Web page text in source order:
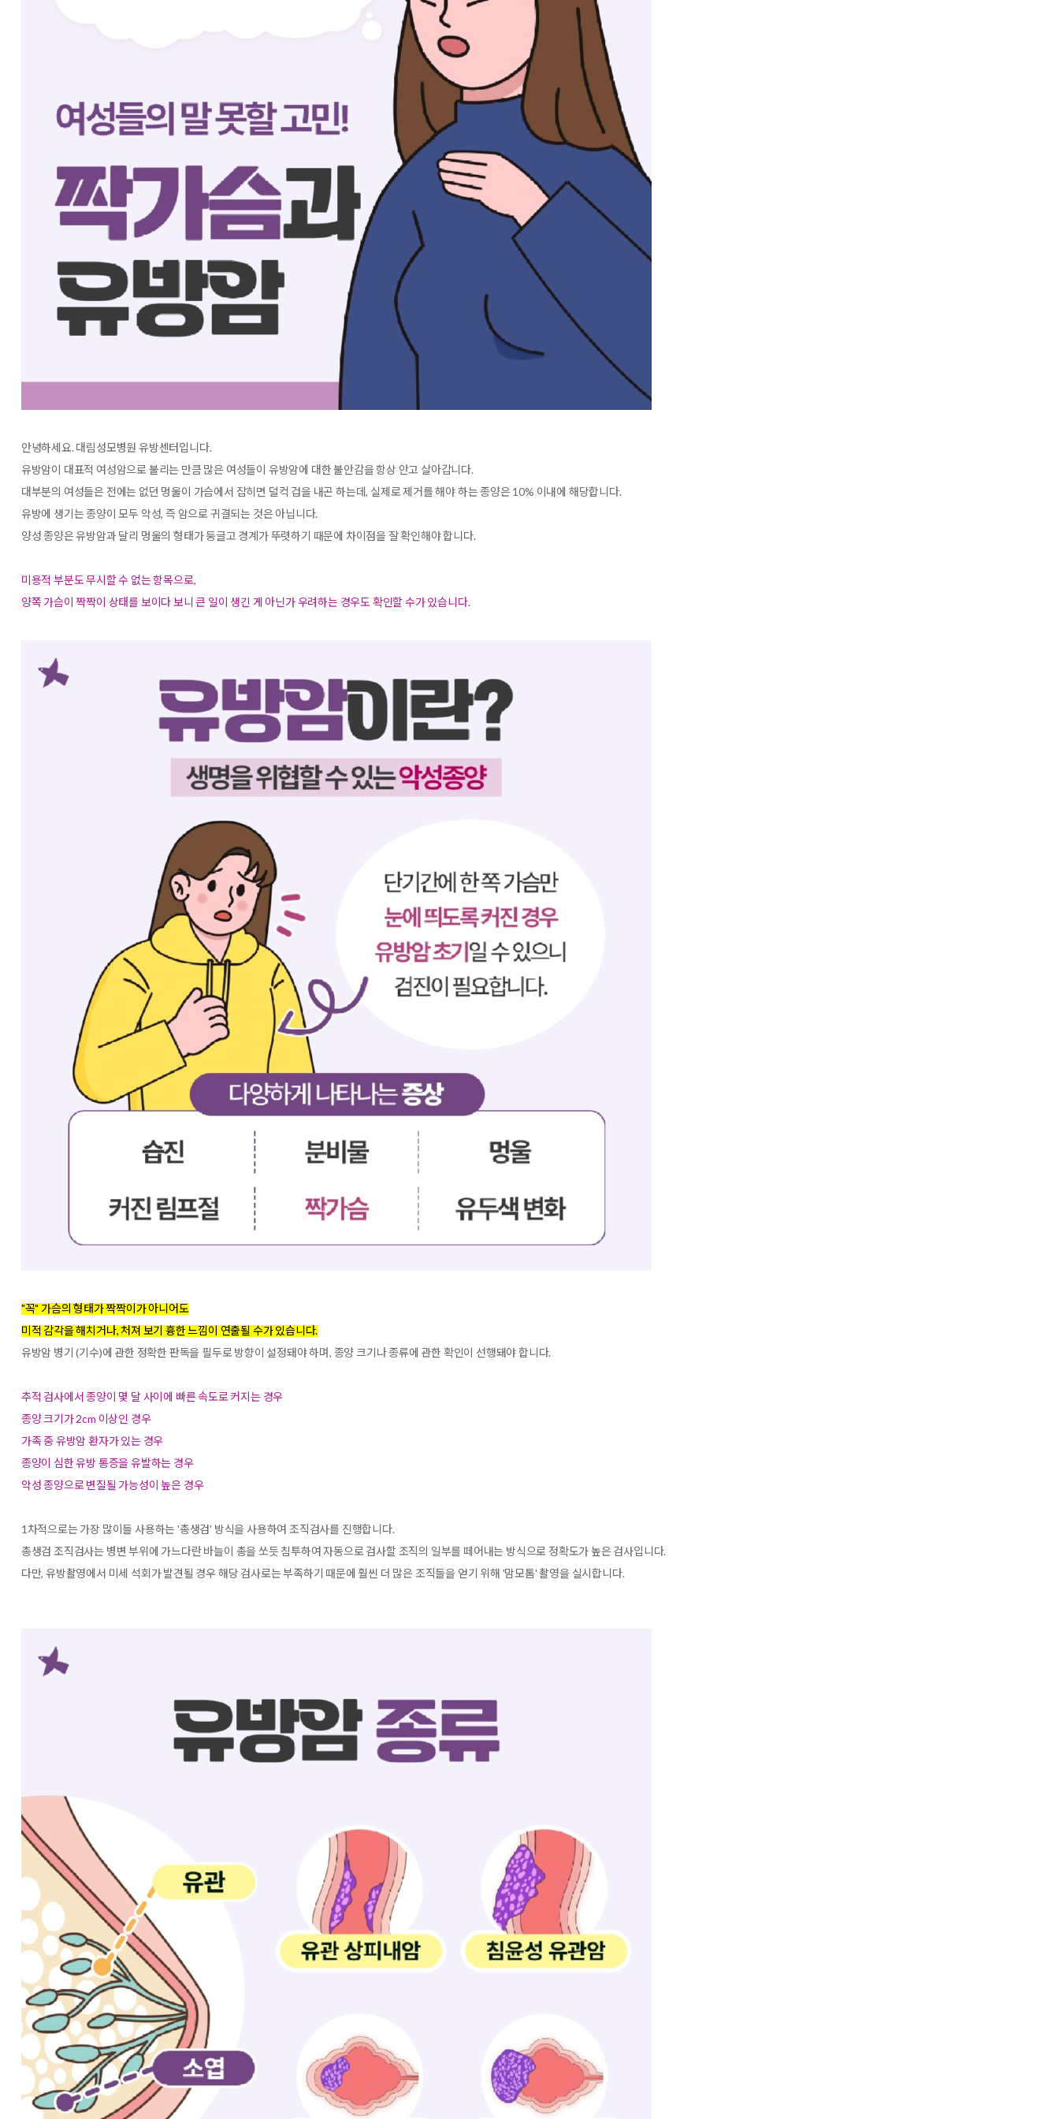
안녕하세요. 대림성모병원 유방센터입니다.
유방암이 대표적 여성암으로 불리는 만큼 많은 여성들이 유방암에 대한 불안감을 항상 안고 살아갑니다.
대부분의 여성들은 전에는 없던 멍울이 가슴에서 잡히면 덜컥 겁을 내곤 하는데, 실제로 제거를 해야 하는 종양은 10% 이내에 해당합니다.
유방에 생기는 종양이 모두 악성, 즉 암으로 귀결되는 것은 아닙니다.
양성 종양은 유방암과 달리 멍울의 형태가 둥글고 경계가 뚜렷하기 때문에 차이점을 잘 확인해야 합니다.
미용적 부분도 무시할 수 없는 항목으로,
양쪽 가슴이 짝짝이 상태를 보이다 보니 큰 일이 생긴 게 아닌가 우려하는 경우도 확인할 수가 있습니다.
"꼭" 가슴의 형태가 짝짝이가 아니어도
미적 감각을 해치거나, 처져 보기 흉한 느낌이 연출될 수가 있습니다.
유방암 병기 (기수)에 관한 정확한 판독을 필두로 방향이 설정돼야 하며, 종양 크기나 종류에 관한 확인이 선행돼야 합니다.
추적 검사에서 종양이 몇 달 사이에 빠른 속도로 커지는 경우
종양 크기가 2cm 이상인 경우
가족 중 유방암 환자가 있는 경우
종양이 심한 유방 통증을 유발하는 경우
악성 종양으로 변질될 가능성이 높은 경우
1차적으로는 가장 많이들 사용하는 '총생검' 방식을 사용하여 조직검사를 진행합니다.
총생검 조직검사는 병변 부위에 가느다란 바늘이 총을 쏘듯 침투하여 자동으로 검사할 조직의 일부를 떼어내는 방식으로 정확도가 높은 검사입니다.
다만, 유방촬영에서 미세 석회가 발견될 경우 해당 검사로는 부족하기 때문에 훨씬 더 많은 조직들을 얻기 위해 '맘모톰' 촬영을 실시합니다.